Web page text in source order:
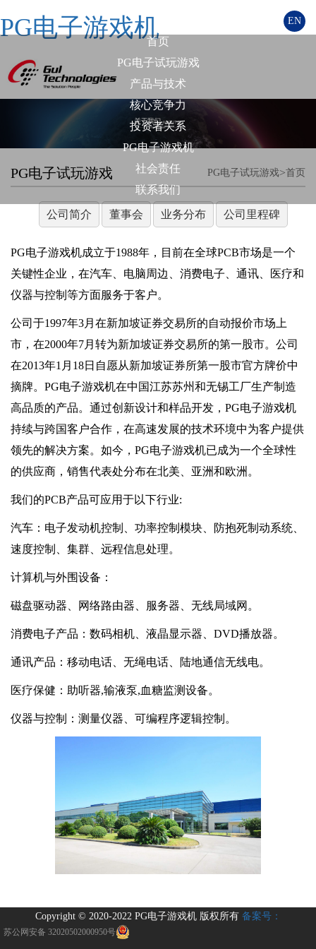
PG电子游戏机 EN
首页
PG电子试玩游戏
产品与技术
核心竞争力
投资者关系
PG电子游戏机
社会责任
联系我们
PG电子试玩游戏 首页
>
PG电子试玩游戏
公司简介 董事会 业务分布 公司里程碑
PG电子游戏机成立于1988年，目前在全球PCB市场是一个
关键性企业，在汽车、电脑周边、消费电子、通讯、医疗和
仪器与控制等方面服务于客户。
公司于1997年3月在新加坡证券交易所的自动报价市场上
市，在2000年7月转为新加坡证券交易所的第一股市。公司
在2013年1月18日自愿从新加坡证券所第一股市官方牌价中
摘牌。PG电子游戏机在中国江苏苏州和无锡工厂生产制造
高品质的产品。通过创新设计和样品开发，PG电子游戏机
持续与跨国客户合作，在高速发展的技术环境中为客户提供
领先的解决方案。如今，PG电子游戏机已成为一个全球性
的供应商，销售代表处分布在北美、亚洲和欧洲。
我们的PCB产品可应用于以下行业:
汽车：电子发动机控制、功率控制模块、防抱死制动系统、
速度控制、集群、远程信息处理。
计算机与外围设备：
磁盘驱动器、网络路由器、服务器、无线局域网。
消费电子产品：数码相机、液晶显示器、DVD播放器。
通讯产品：移动电话、无绳电话、陆地通信无线电。
医疗保健：助听器,输液泵,血糖监测设备。
仪器与控制：测量仪器、可编程序逻辑控制。
Copyright © 2020-2022 PG电子游戏机 版权所有 备案号：
苏公网安备 32020502000950号